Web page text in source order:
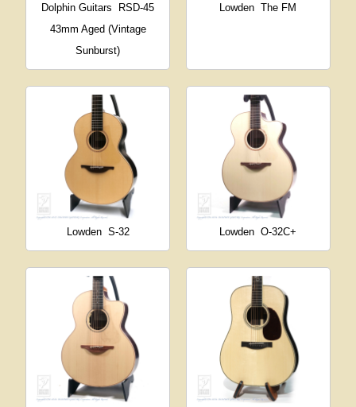
Dolphin Guitars
RSD-45
43mm Aged (Vintage
Sunburst)
Lowden The FM
Lowden S-32 Lowden O-32C+